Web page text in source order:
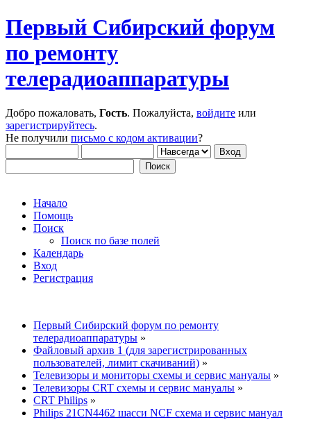
Первый Сибирский форум
по ремонту
телерадиоаппаратуры
Добро пожаловать, Гость. Пожалуйста, войдите или
зарегистрируйтесь.
Не получили письмо с кодом активации?
Начало
Помощь
Поиск
Поиск по базе полей
Календарь
Вход
Регистрация
Первый Сибирский форум по ремонту
телерадиоаппаратуры »
Файловый архив 1 (для зарегистрированных
пользователей, лимит скачиваний) »
Телевизоры и мониторы схемы и сервис мануалы »
Телевизоры CRT схемы и сервис мануалы »
CRT Philips »
Philips 21CN4462 шасси NCF схема и сервис мануал